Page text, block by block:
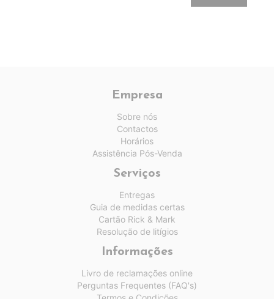
Empresa
Sobre nós
Contactos
Horários
Assistência Pós-Venda
Serviços
Entregas
Guia de medidas certas
Cartão Rick & Mark
Resolução de litígios
Informações
Livro de reclamações online
Perguntas Frequentes (FAQ's)